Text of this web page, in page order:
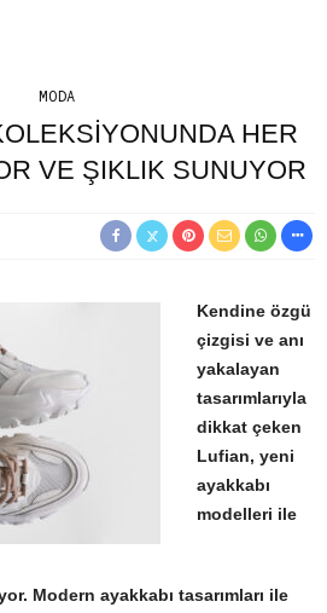
MODA
HER
VE ŞIKLIK SUNUYOR
Kendine özgü
çizgisi ve anı
yakalayan
tasarımlarıyla
dikkat çeken
Lufian, yeni
ayakkabı
modelleri ile
Modern ayakkabı tasarımları ile